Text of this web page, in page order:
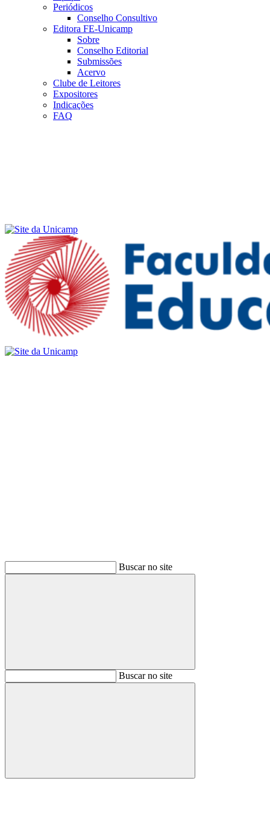
Periódicos
Conselho Consultivo
Editora FE-Unicamp
Sobre
Conselho Editorial
Submissões
Acervo
Clube de Leitores
Expositores
Indicações
FAQ
Buscar no site
BuscarBuscar no site
Buscar